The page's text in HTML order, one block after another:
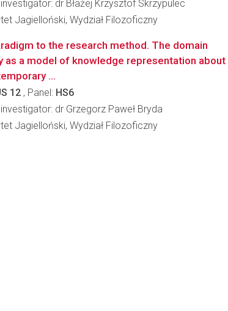
dr Błażej Krzysztof Skrzypulec
Jagielloński, Wydział Filozoficzny
to the research method. The domain
as a model of knowledge representation about
...
12 , Panel: HS6
dr Grzegorz Paweł Bryda
Jagielloński, Wydział Filozoficzny